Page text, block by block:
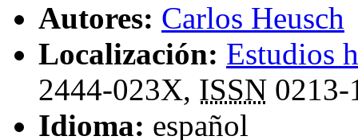
Autores: Carlos Heusch
Localización: Estudios
2444-023X, ISSN
Idioma: español